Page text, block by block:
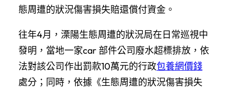
態周遭的狀況傷害損失賠還償付資金。
往年4月，溧陽生態周遭的狀況局在日常巡視中
發明，當地一家car 部件公司廢水超標排放，依
法對該公司作出罰款10萬元的行政包養網價錢
處分；同時，依據《生態周遭的狀況傷害損失